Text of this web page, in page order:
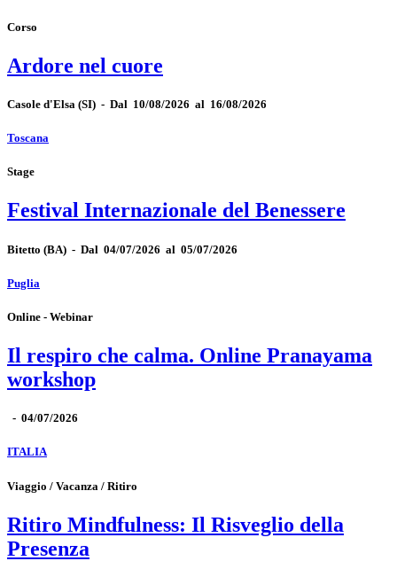
Corso
Ardore nel cuore
Casole d'Elsa (SI) - Dal 10/08/2026 al 16/08/2026
Toscana
Stage
Festival Internazionale del Benessere
Bitetto (BA) - Dal 04/07/2026 al 05/07/2026
Puglia
Online - Webinar
Il respiro che calma. Online Pranayama
workshop
- 04/07/2026
ITALIA
Viaggio / Vacanza / Ritiro
Ritiro Mindfulness: Il Risveglio della
Presenza